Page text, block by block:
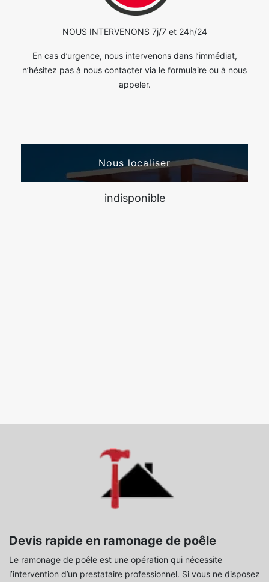
NOUS INTERVENONS 7j/7 et 24h/24
En cas d’urgence, nous intervenons dans l’immédiat,
n’hésitez pas à nous contacter via le formulaire ou à nous
appeler.
Nous localiser
indisponible
Devis rapide en ramonage de poêle
Le ramonage de poêle est une opération qui nécessite
l’intervention d’un prestataire professionnel. Si vous ne disposez